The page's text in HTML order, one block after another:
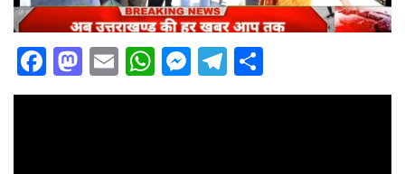
Facebook
Mastodon
EmailWhatsApp
Messenger
Telegram